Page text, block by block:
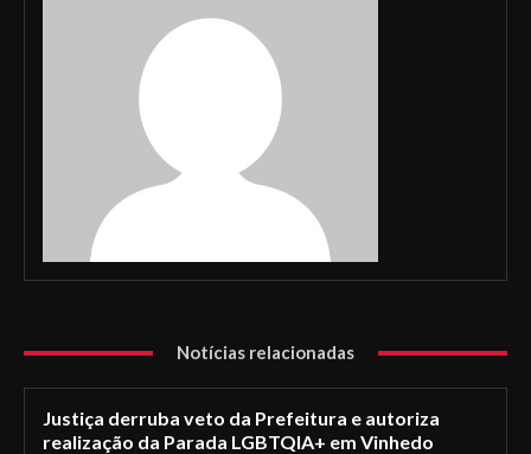
Notícias relacionadas
Justiça derruba veto da Prefeitura e autoriza
realização da Parada LGBTQIA+ em Vinhedo